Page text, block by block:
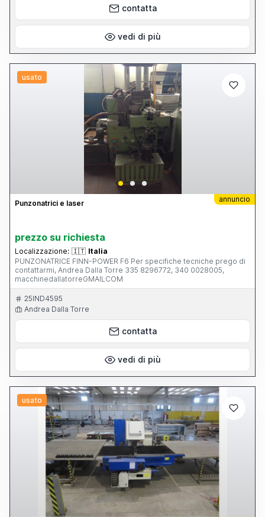
colori 14'' trasmissione dati a mezzo dischetto e a mezzo
DNC.Interfaccia disponibile e simulazione su PC. Anno 2000
NUOVA E MAI USATA.VISIONARLA PER CREDERE. Per info tel. al
contatta
vedi di più
usato
annuncio
Punzonatrici e laser
prezzo su richiesta
Localizzazione: 🇮🇹 Italia
PUNZONATRICE FINN-POWER F6 Per specifiche tecniche prego di
contattarmi, Andrea Dalla Torre 335 8296772, 340 0028005,
macchinedallatorreGMAILCOM
25IND4595
Andrea Dalla Torre
contatta
vedi di più
usato